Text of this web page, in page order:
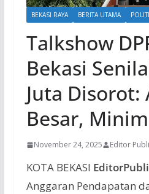
BEKASI RAYA BERITA UTAMA
Talkshow
Bekasi
Juta Disorot:
Besar,
November 24, 2025 Editor
KOTA BEKASI
Anggaran Pendapatan